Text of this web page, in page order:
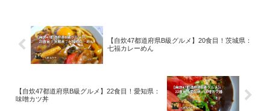
た…自炊「四日市トンテキ」調理メモ
「四日市トンテキ」情報【自炊47都道府
【自炊47都道府県B級グルメ】20食目！茨城県：
七福カレーめん
【自炊47都道府県B級グルメ】22食目！愛知県：
味噌カツ丼